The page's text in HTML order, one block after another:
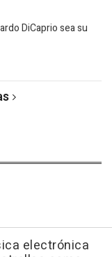
DiCaprio sea su
electrónica